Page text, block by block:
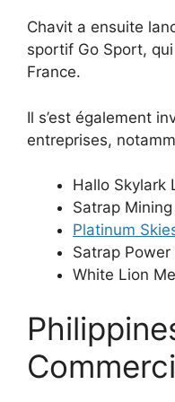
Chavit a ensuite
sportif Go Sport,
France.
Il s’est également
entreprises,
Hallo Skylark
Satrap
Platinum
Satrap
White Lion